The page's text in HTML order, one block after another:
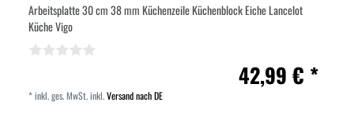
Arbeitsplatte 30 cm 38 mm Küchenzeile Küchenblock Eiche Lancelot
Küche Vigo
42,99 € *
*inkl. ges. MwSt.inkl.Versand nach DE